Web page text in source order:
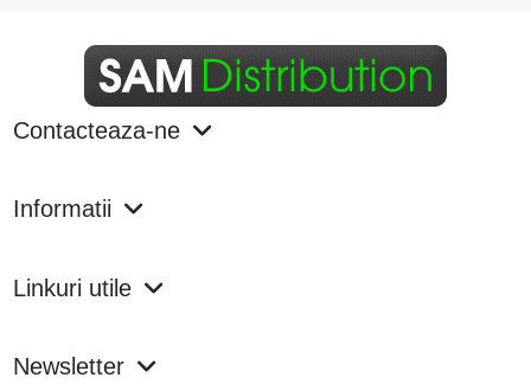
Contacteaza-ne
Informatii
Linkuri utile
Newsletter